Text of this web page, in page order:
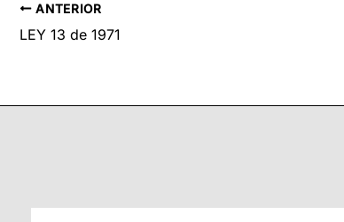
ANTERIOR
LEY 13 de 1971